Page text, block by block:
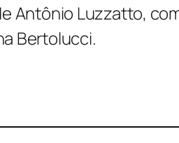
Antônio Luzzatto,
Bertolucci.